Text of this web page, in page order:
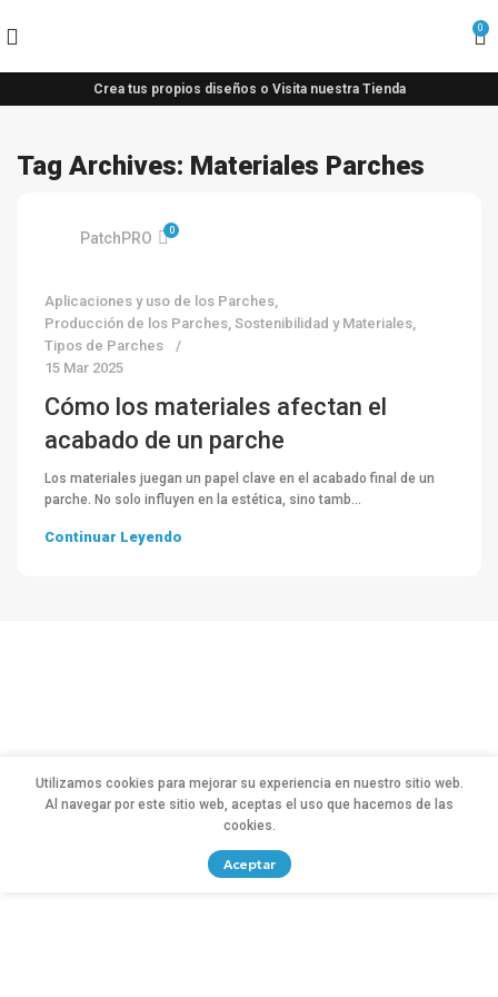
0
Crea tus propios diseños o Visita nuestra Tienda
Tag Archives: Materiales Parches
PatchPRO 0
Aplicaciones y uso de los Parches,
Producción de los Parches, Sostenibilidad y Materiales,
Tipos de Parches
15 Mar 2025
Cómo los materiales afectan el
acabado de un parche
Los materiales juegan un papel clave en el acabado final de un
parche. No solo influyen en la estética, sino tamb...
Continuar Leyendo
Utilizamos cookies para mejorar su experiencia en nuestro sitio web.
Al navegar por este sitio web, aceptas el uso que hacemos de las
cookies.
Aceptar